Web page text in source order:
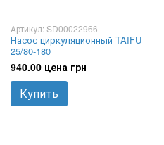
Артикул: SD00022966
Насос циркуляционный TAIFU
25/80-180
940.00 цена грн
Купить